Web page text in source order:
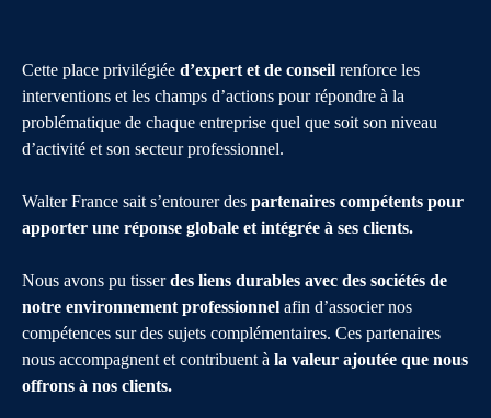
Cette place privilégiée d’expert et de conseil renforce les
interventions et les champs d’actions pour répondre à la
problématique de chaque entreprise quel que soit son niveau
d’activité et son secteur professionnel.
Walter France sait s’entourer des partenaires compétents pour
apporter une réponse globale et intégrée à ses clients.
Nous avons pu tisserdes liens durables avec des sociétés de
notre environnement professionnel afin d’associer nos
compétences sur des sujets complémentaires. Ces partenaires
nous accompagnent et contribuent à la valeur ajoutée que nous
offrons à nos clients.